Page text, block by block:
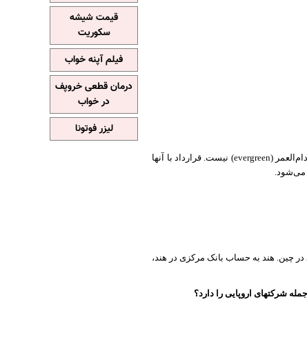
(
evergreen) نیست. قرارداد با آنها
می‌شود.
چین. هند به حساب بانک مرکزی در هند،
شرکتهای اروپایی را دارد؟
قیمت شیشه
سکوریت
فیلم آپنه خواب
درمان قطعی خروپف
در خواب
لیزر فوتونا